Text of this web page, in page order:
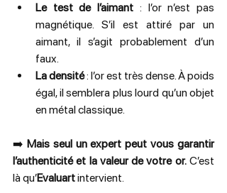
Le test de l’aimant : l’or n’est pas
magnétique. S’il est attiré par un
aimant, il s’agit probablement d’un
faux.
La densité : l’or est très dense. À poids
égal, il semblera plus lourd qu’un objet
en métal classique.
➡️ Mais seul un expert peut vous garantir
l’authenticité et la valeur de votre or. C’est
là qu’Evaluart intervient.